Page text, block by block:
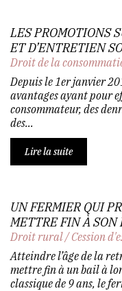
LES PROMOTIONS
ET D’ENTRETIEN
Droit de la
Depuis le 1er janvier
avantages ayant pour
consommateur, des
des...
Lire la suite
UN FERMIER QUI
METTRE FIN À SON
Droit rural/Cession
Atteindre l’âge de la
mettre fin à un bail à
classique de 9 ans, le